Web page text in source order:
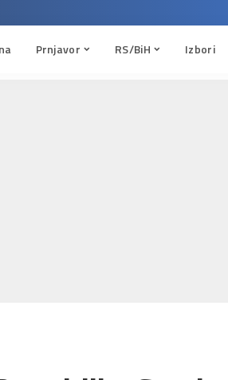
Prnjavor RS/BiH Izbori